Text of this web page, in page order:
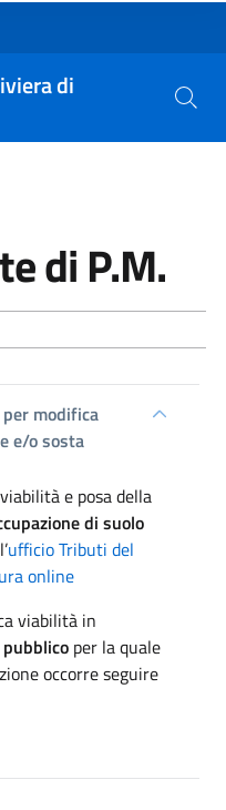
di
di P.M.
modifica
e/o sosta
e posa della
di suolo
ufficio Tributi del
online
viabilità in
per la quale
occorre seguire